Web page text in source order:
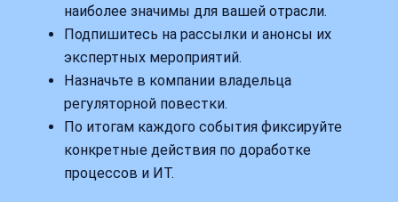
наиболее значимы для вашей отрасли.
Подпишитесь на рассылки и анонсы их
экспертных мероприятий.
Назначьте в компании владельца
регуляторной повестки.
По итогам каждого события фиксируйте
конкретные действия по доработке
процессов и ИТ.